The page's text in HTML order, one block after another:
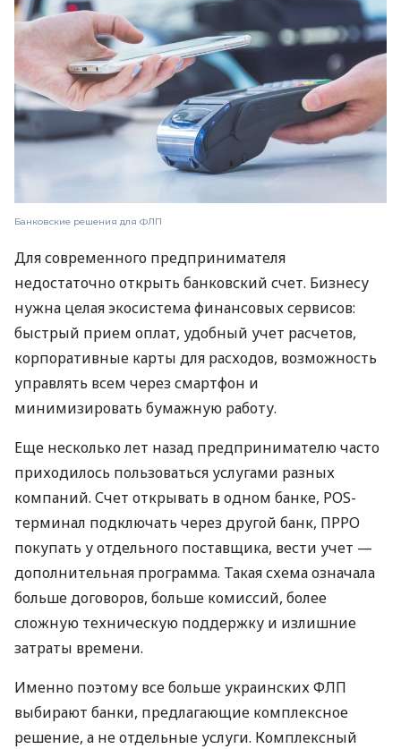
Банковские решения для ФЛП
Для современного предпринимателя
недостаточно открыть банковский счет. Бизнесу
нужна целая экосистема финансовых сервисов:
быстрый прием оплат, удобный учет расчетов,
корпоративные карты для расходов, возможность
управлять всем через смартфон и
минимизировать бумажную работу.
Еще несколько лет назад предпринимателю часто
приходилось пользоваться услугами разных
компаний. Счет открывать в одном банке, POS-
терминал подключать через другой банк, ПРРО
покупать у отдельного поставщика, вести учет —
дополнительная программа. Такая схема означала
больше договоров, больше комиссий, более
сложную техническую поддержку и излишние
затраты времени.
Именно поэтому все больше украинских ФЛП
выбирают банки, предлагающие комплексное
решение, а не отдельные услуги. Комплексный